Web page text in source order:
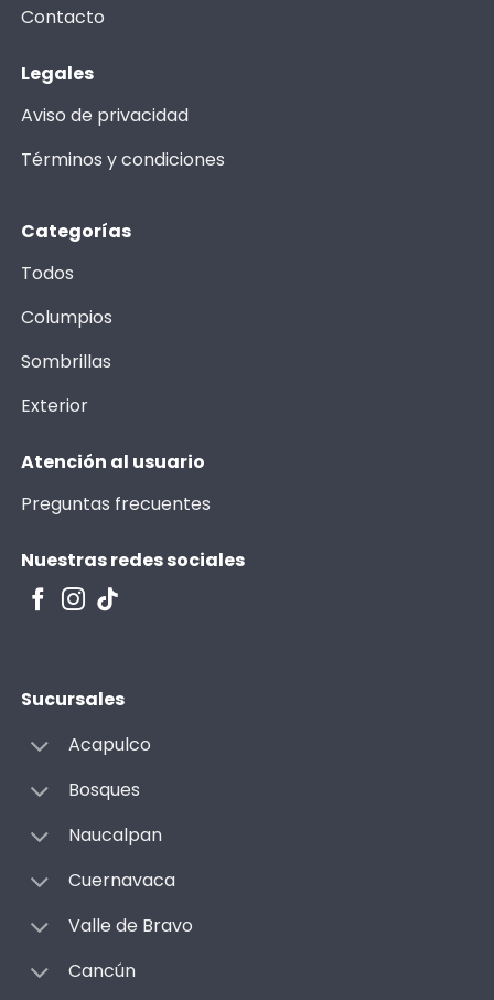
Contacto
Legales
Aviso de privacidad
Términos y condiciones
Categorías
Todos
Columpios
Sombrillas
Exterior
Atención al usuario
Preguntas frecuentes
Nuestras redes sociales
Sucursales
Acapulco
Bosques
Naucalpan
Cuernavaca
Valle de Bravo
Cancún